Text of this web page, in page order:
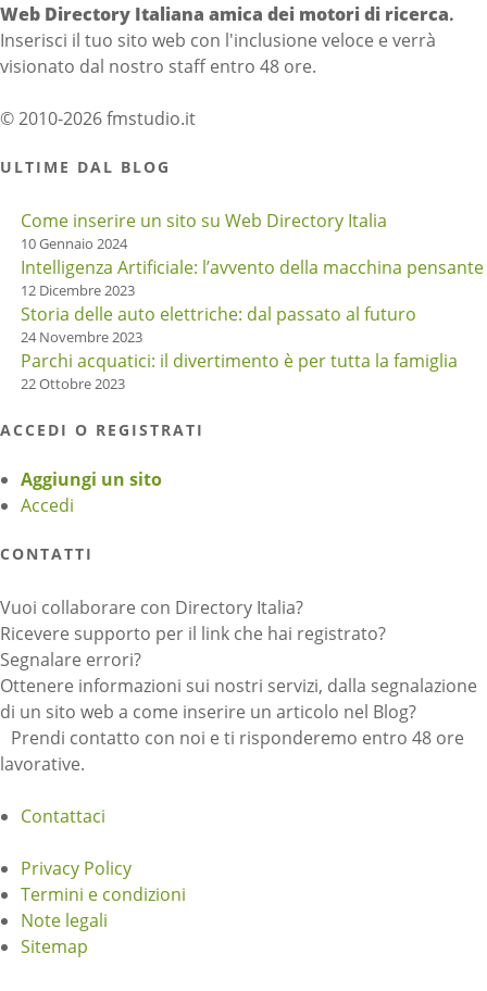
Web Directory Italiana amica dei motori di ricerca.
Inserisci il tuo sito web con l'inclusione veloce e verrà
visionato dal nostro staff entro 48 ore.
© 2010-2026 fmstudio.it
ULTIME DAL BLOG
Come inserire un sito su Web Directory Italia
10 Gennaio 2024
Intelligenza Artificiale: l’avvento della macchina pensante
12 Dicembre 2023
Storia delle auto elettriche: dal passato al futuro
24 Novembre 2023
Parchi acquatici: il divertimento è per tutta la famiglia
22 Ottobre 2023
ACCEDI O REGISTRATI
Aggiungi un sito
Accedi
CONTATTI
Vuoi collaborare con Directory Italia?
Ricevere supporto per il link che hai registrato?
Segnalare errori?
Ottenere informazioni sui nostri servizi, dalla segnalazione
di un sito web a come inserire un articolo nel Blog?
Prendi contatto con noi e ti risponderemo entro 48 ore
lavorative.
Contattaci
Privacy Policy
Termini e condizioni
Note legali
Sitemap